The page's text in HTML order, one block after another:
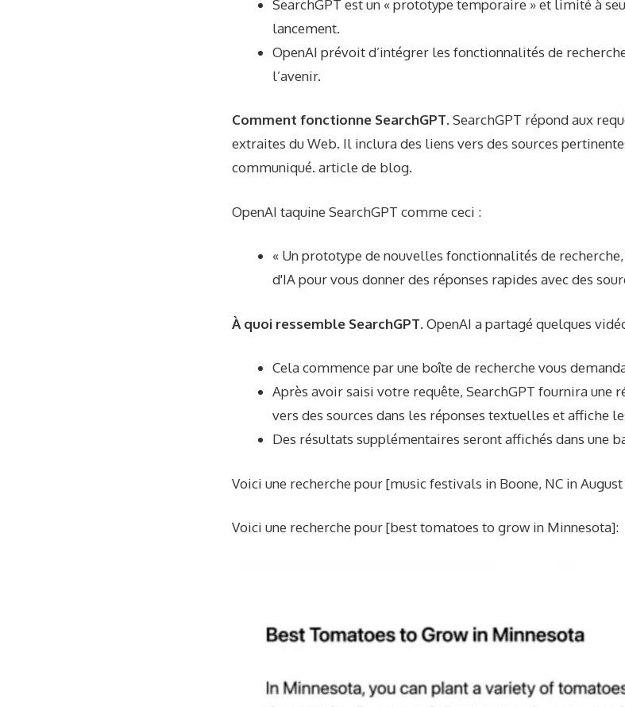
SearchGPT est un « prototype temporaire » et limité à
lancement.
OpenAI prévoit d’intégrer les fonctionnalités de
l’avenir.
Comment fonctionne SearchGPT. SearchGPT répond aux
extraites du Web. Il inclura des liens vers des sources
communiqué. article de blog.
OpenAI taquine SearchGPT comme ceci :
« Un prototype de nouvelles fonctionnalités de
d'IA pour vous donner des réponses rapides avec des
À quoi ressemble SearchGPT. OpenAI a partagé quelques
Cela commence par une boîte de recherche vous
Après avoir saisi votre requête, SearchGPT fournira une
vers des sources dans les réponses textuelles et affiche
Des résultats supplémentaires seront affichés dans une
Voici une recherche pour [music festivals in Boone, NC in
Voici une recherche pour [best tomatoes to grow in Minnesota]: